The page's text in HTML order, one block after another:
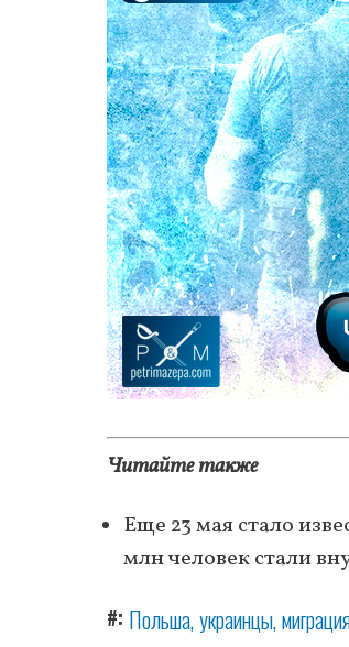
Читайте также
Еще 23 мая стало
млн человек стали
# Польша украинцы